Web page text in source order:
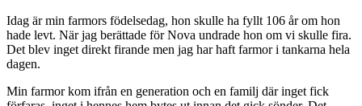
Idag är min farmors födelsedag, hon skulle ha fyllt 106 år om hon
hade levt. När jag berättade för Nova undrade hon om vi skulle fira.
Det blev inget direkt firande men jag har haft farmor i tankarna hela
dagen.
Min farmor kom ifrån en generation och en familj där inget fick